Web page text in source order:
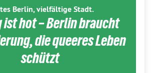
Berlin, vielfältige Stadt.
ist hot – Berlin braucht
die queeres Leben
schützt